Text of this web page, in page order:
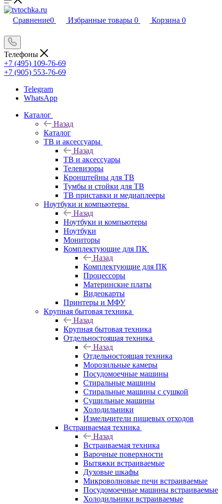
Сравнение0 Избранные товары 0 Корзина 0
Телефоны
+7 (495) 109-76-69
+7 (905) 553-76-69
Telegram
WhatsApp
Каталог
Назад
Каталог
ТВ и аксессуары
Назад
ТВ и аксессуары
Телевизоры
Кронштейны для ТВ
Тумбы и стойки для ТВ
ТВ приставки и медиаплееры
Ноутбуки и компьютеры
Назад
Ноутбуки и компьютеры
Ноутбуки
Мониторы
Комплектующие для ПК
Назад
Комплектующие для ПК
Процессоры
Материнские платы
Видеокарты
Принтеры и МФУ
Крупная бытовая техника
Назад
Крупная бытовая техника
Отдельностоящая техника
Назад
Отдельностоящая техника
Морозильные камеры
Посудомоечные машины
Стиральные машины
Стиральные машины с сушкой
Сушильные машины
Холодильники
Измельчители пищевых отходов
Встраиваемая техника
Назад
Встраиваемая техника
Варочные поверхности
Вытяжки встраиваемые
Духовые шкафы
Микроволновые печи встраиваемые
Посудомоечные машины встраиваемые
Холодильники встраиваемые